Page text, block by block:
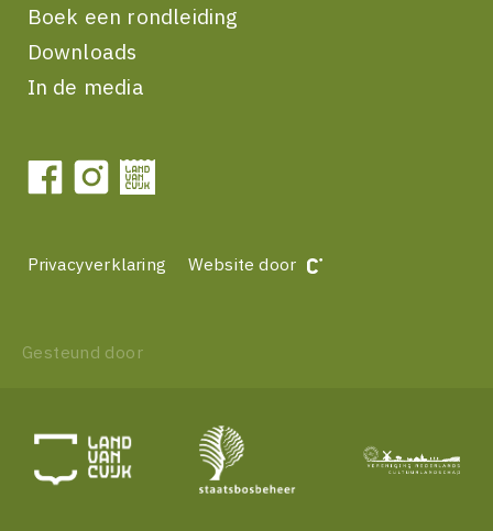
Boek een rondleiding
Downloads
In de media
Privacyverklaring Website door
Gesteund door